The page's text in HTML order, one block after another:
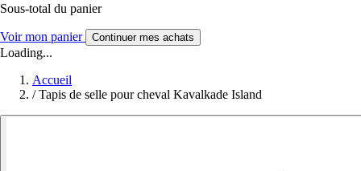
Sous-total du panier
Voir mon panier Continuer mes achats
Loading...
Accueil
/ Tapis de selle pour cheval Kavalkade Island